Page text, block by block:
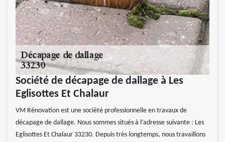
Société de décapage de dallage à Les
Eglisottes Et Chalaur
VM Rénovation est une société professionnelle en travaux de
décapage de dallage. Nous sommes situés à l’adresse suivante : Les
Eglisottes Et Chalaur 33230. Depuis très longtemps, nous travaillons